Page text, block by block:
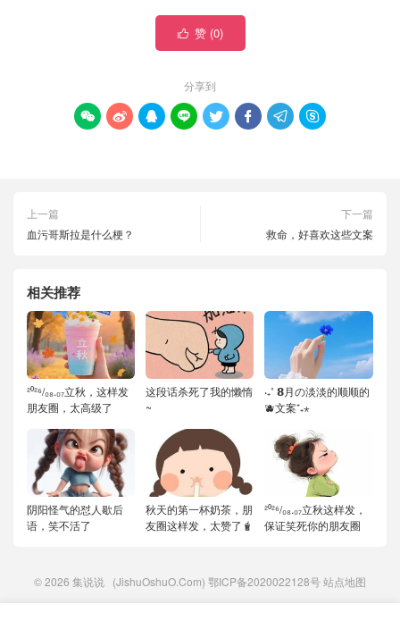
 赞 (0)
分享到
       
上一篇
血污哥斯拉是什么梗？
下一篇
救命，好喜欢这些文案
相关推荐
²⁰²⁶/₀₈.₀₇立秋，这样发
朋友圈，太高级了
这段话杀死了我的懒惰
~
‧₊˚ 𝟴月の淡淡的顺顺的
🫐文案⁺₊⋆
阴阳怪气的怼人歇后
语，笑不活了
秋天的第一杯奶茶，朋
友圈这样发，太赞了🧋
²⁰²⁶/₀₈.₀₇立秋这样发，
保证笑死你的朋友圈
© 2026 集说说 (JishuOshuO.Com) 鄂ICP备2020022128号站点地图